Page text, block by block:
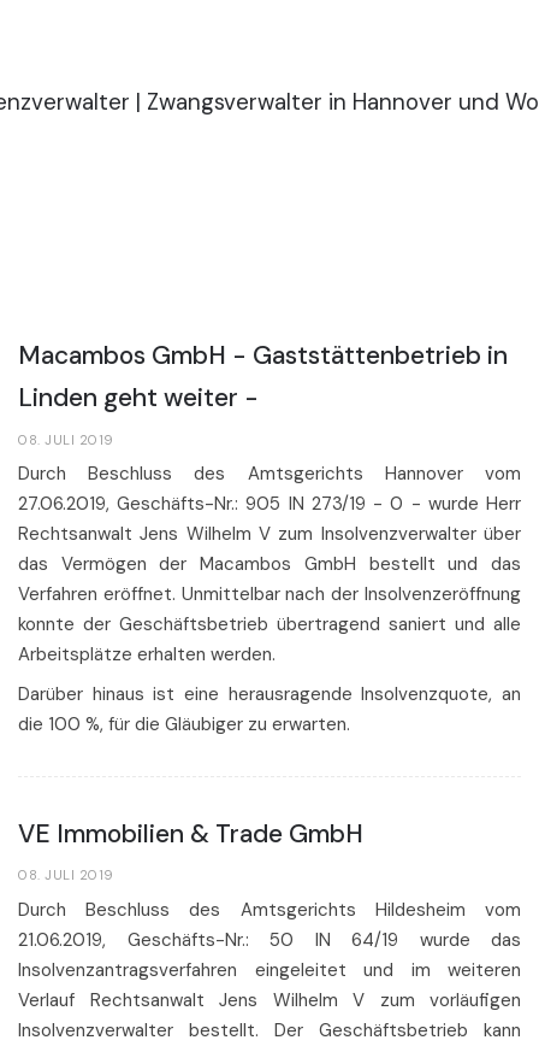
Macambos GmbH - Gaststättenbetrieb in
Linden geht weiter -
08. JULI 2019
Durch Beschluss des Amtsgerichts Hannover vom
27.06.2019, Geschäfts-Nr.: 905 IN 273/19 - 0 - wurde Herr
Rechtsanwalt Jens Wilhelm V zum Insolvenzverwalter über
das Vermögen der Macambos GmbH bestellt und das
Verfahren eröffnet. Unmittelbar nach der Insolvenzeröffnung
konnte der Geschäftsbetrieb übertragend saniert und alle
Arbeitsplätze erhalten werden.
Darüber hinaus ist eine herausragende Insolvenzquote, an
die 100 %, für die Gläubiger zu erwarten.
VE Immobilien & Trade GmbH
08. JULI 2019
Durch Beschluss des Amtsgerichts Hildesheim vom
21.06.2019, Geschäfts-Nr.: 50 IN 64/19 wurde das
Insolvenzantragsverfahren eingeleitet und im weiteren
Verlauf Rechtsanwalt Jens Wilhelm V zum vorläufigen
Insolvenzverwalter bestellt. Der Geschäftsbetrieb kann